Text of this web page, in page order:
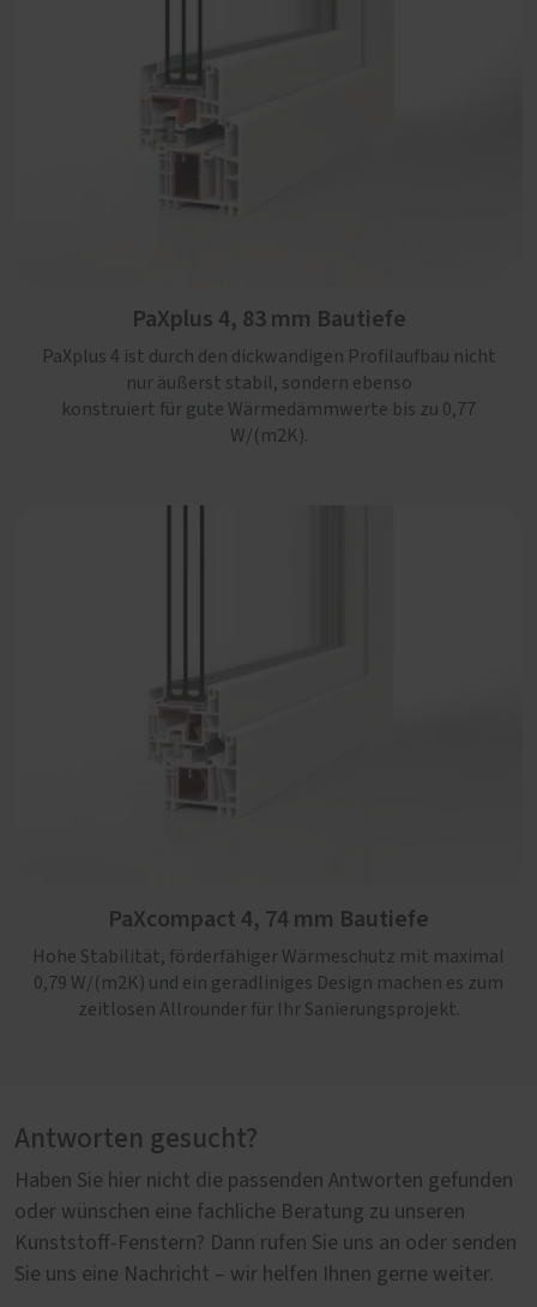
PaXplus 4, 83 mm Bautiefe
PaXplus 4 ist durch den dickwandigen Profilaufbau nicht
nur äußerst stabil, sondern ebenso
konstruiert für gute Wärmedämmwerte bis zu 0,77
W/(m2K).
PaXcompact 4, 74 mm Bautiefe
Hohe Stabilität, förderfähiger Wärmeschutz mit maximal
0,79 W/(m2K) und ein geradliniges Design machen es zum
zeitlosen Allrounder für Ihr Sanierungsprojekt.
modernem Design, Schallschutz in Serie und Sicherheit
bis RC3. Mit einem Uw-Wert von maximal 0,74 W/(m2K),
zusätzlicher Kerndämmung und bis zu 60 % Recyclat-
Anteil ein rundum nachhaltiges Kunststoff-Fenster.
Antworten gesucht?
Haben Sie hier nicht die passenden Antworten gefunden
oder wünschen eine fachliche Beratung zu unseren
Kunststoff-Fenstern? Dann rufen Sie uns an oder senden
Sie uns eine Nachricht – wir helfen Ihnen gerne weiter.